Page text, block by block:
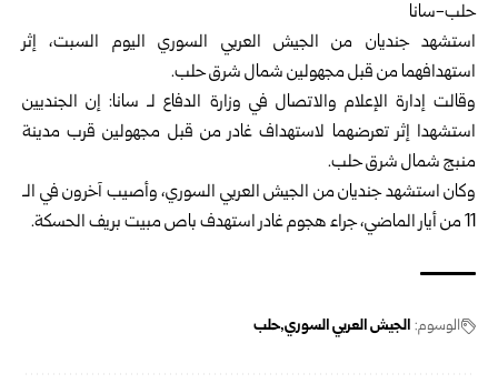
حلب-سانا
استشهد جنديان من الجيش العربي السوري اليوم السبت، إثر
‏استهدافهما من قبل مجهولين شمال شرق حلب.‏
وقالت إدارة الإعلام والاتصال في وزارة الدفاع لـ سانا: إن ‏الجنديين‏
استشهدا إثر تعرضهما لاستهداف ‏غادر من قبل مجهولين ‏قرب مدينة
منبج شمال شرق حلب.‏
وكان استشهد جنديان من الجيش العربي السوري، وأصيب آخرون ‏في الـ
11 من أيار الماضي، جراء هجوم غادر استهدف باص ‏مبيت بريف الحسكة.‏
الوسوم: الجيش العربي السوري حلب